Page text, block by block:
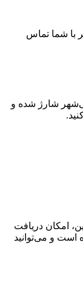
با شما تماس
شارژ شده و
امکان دریافت
کرده است و می‌توانید